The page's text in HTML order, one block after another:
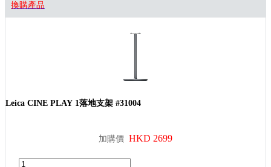
換購產品
Leica CINE PLAY 1落地支架 #31004
加購價 HKD 2699